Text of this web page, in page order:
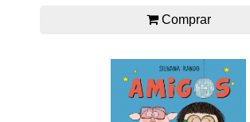
Comprar